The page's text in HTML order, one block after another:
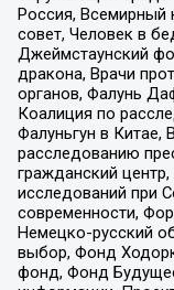
Россия, Всемирный
совет, Человек в
Джеймстаунский
дракона, Врачи
органов, Фалунь
Коалиция по
Фалуньгун в Китае,
расследованию
гражданский
исследований при
современности,
Немецко-русский
выбор, Фонд
фонд, Фонд